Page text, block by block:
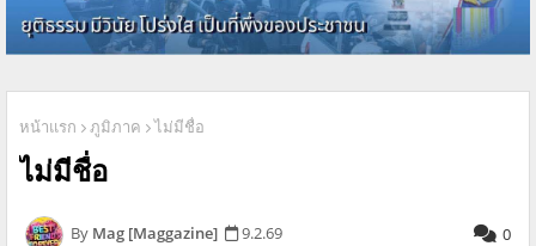
หน้าแรก ภูมิภาค ไม่มีชื่อ
ไม่มีชื่อ
Mag [Maggazine] 9.2.69 0